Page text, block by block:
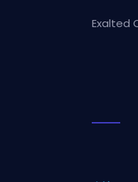
Exalted